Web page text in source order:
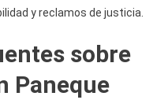
y reclamos de justicia.
sobre
Paneque